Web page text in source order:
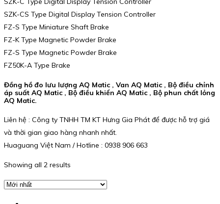
SZK-CS Type Digital Display Tension Controller
FZ-S Type Miniature Shaft Brake
FZ-K Type Magnetic Powder Brake
FZ-S Type Magnetic Powder Brake
FZ50K-A Type Brake
Đồng hồ đo lưu lượng AQ Matic , Van AQ Matic , Bộ điều chỉnh
áp suất AQ Matic , Bộ điều khiển AQ Matic , Bộ phun chất lỏng
AQ Matic.
Liên hệ : Công ty TNHH TM KT Hưng Gia Phát để được hỗ trợ giá
và thời gian giao hàng nhanh nhất.
Huaguang Việt Nam / Hotline : 0938 906 663
Showing all 2 results